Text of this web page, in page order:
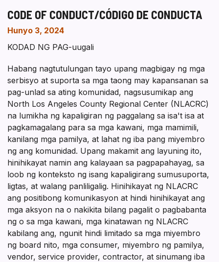
CODE OF CONDUCT/CÓDIGO DE CONDUCTA
Hunyo 3, 2024
KODAD NG PAG-uugali
Habang nagtutulungan tayo upang magbigay ng mga
serbisyo at suporta sa mga taong may kapansanan sa
pag-unlad sa ating komunidad, nagsusumikap ang
North Los Angeles County Regional Center (NLACRC)
na lumikha ng kapaligiran ng paggalang sa isa't isa at
pagkamagalang para sa mga kawani, mga mamimili,
kanilang mga pamilya, at lahat ng iba pang miyembro
ng ang komunidad. Upang makamit ang layuning ito,
hinihikayat namin ang kalayaan sa pagpapahayag, sa
loob ng konteksto ng isang kapaligirang sumusuporta,
ligtas, at walang panliligalig. Hinihikayat ng NLACRC
ang positibong komunikasyon at hindi hinihikayat ang
mga aksyon na o nakikita bilang pagalit o pagbabanta
ng o sa mga kawani, mga kinatawan ng NLACRC
kabilang ang, ngunit hindi limitado sa mga miyembro
ng board nito, mga consumer, miyembro ng pamilya,
vendor, service provider, contractor, at sinumang iba